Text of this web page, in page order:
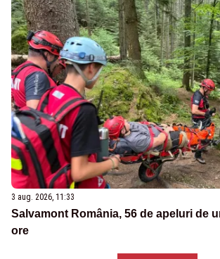
3 aug. 2026, 11:33
Salvamont România, 56 de apeluri de
ore